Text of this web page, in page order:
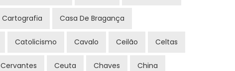
Cartografia Casa De Bragança
Catolicismo Cavalo Ceilão Celtas
Cervantes Ceuta Chaves China